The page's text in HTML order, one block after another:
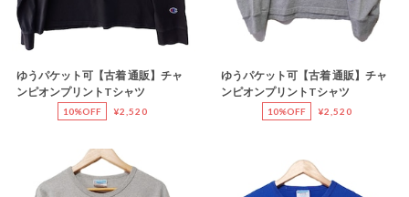
ゆうパケット可【古着 通販】チャ
ンピオンプリントTシャツ
10%OFF ¥2,520
ゆうパケット可【古着 通販】チャ
ンピオンプリントTシャツ
10%OFF ¥2,520